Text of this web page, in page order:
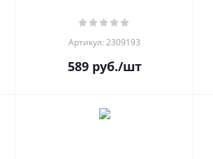
Артикул: 2309193
589руб./шт